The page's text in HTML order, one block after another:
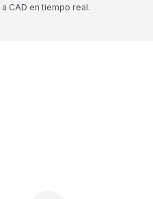
CAD en tiempo real.